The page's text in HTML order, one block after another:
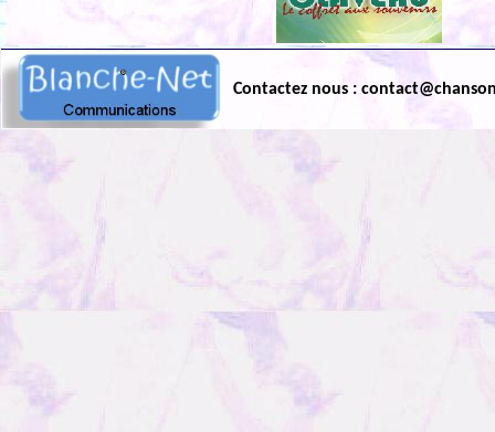
Contactez nous :